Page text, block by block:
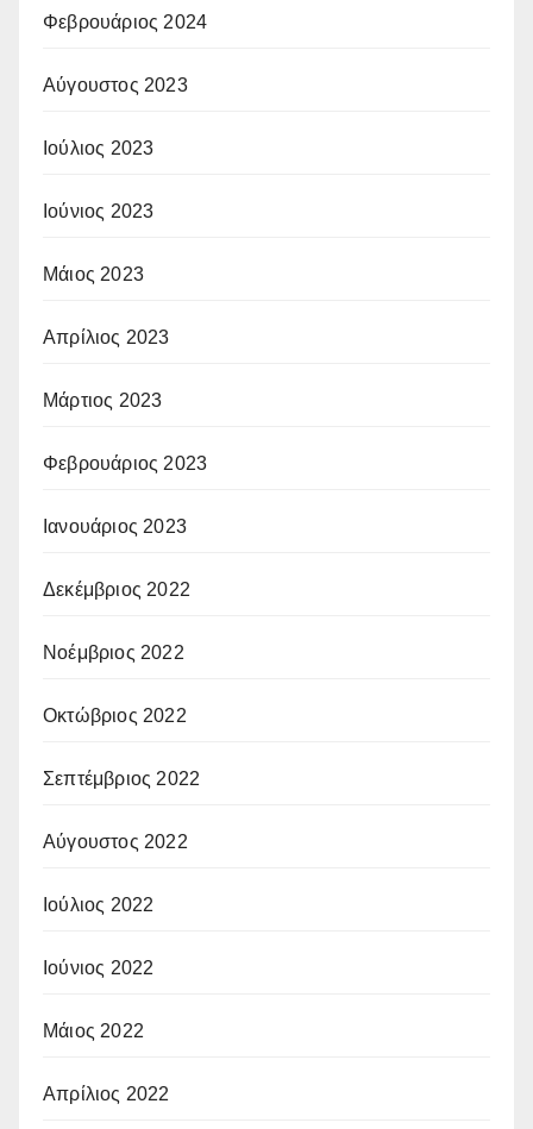
Φεβρουάριος 2024
Αύγουστος 2023
Ιούλιος 2023
Ιούνιος 2023
Μάιος 2023
Απρίλιος 2023
Μάρτιος 2023
Φεβρουάριος 2023
Ιανουάριος 2023
Δεκέμβριος 2022
Νοέμβριος 2022
Οκτώβριος 2022
Σεπτέμβριος 2022
Αύγουστος 2022
Ιούλιος 2022
Ιούνιος 2022
Μάιος 2022
Απρίλιος 2022